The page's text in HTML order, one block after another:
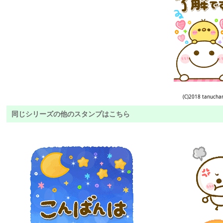
(C)2018
同じシリーズの他のスタンプはこちら